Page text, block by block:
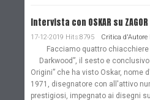
Intervista con OSKAR su ZAGOR
17-12-2019 Hits:8795 Critica d'Autore
Facciamo quattro chiacchiere
Darkwood”, il sesto e
Origini” che ha visto Oskar, nome
1971, disegnatore con all'attivo
prestigiosi, impegnato ai disegni